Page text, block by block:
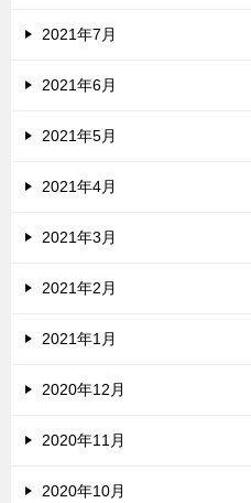
2021年7月
2021年6月
2021年5月
2021年4月
2021年3月
2021年2月
2021年1月
2020年12月
2020年11月
2020年10月